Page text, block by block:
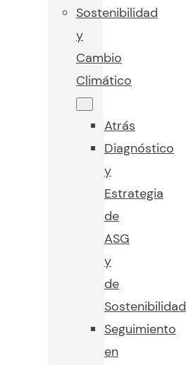
Sostenibilidad
y
Cambio
Climático
Atrás
Diagnóstico
y
Estrategia
de
ASG
y
de
Sostenibilidad
Seguimiento
en